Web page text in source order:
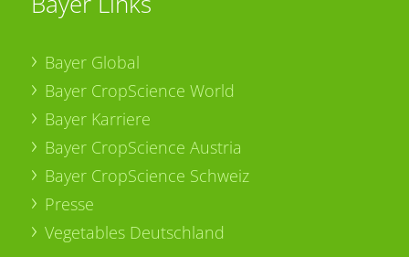
Bayer Global
Bayer CropScience World
Bayer Karriere
Bayer CropScience Austria
Bayer CropScience Schweiz
Presse
Vegetables Deutschland